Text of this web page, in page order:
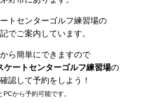
トセンターゴルフ練習場の
でご案内しています。
ら簡単にできますので
ケートセンターゴルフ練習場の
認して予約をしよう！
から予約可能です。